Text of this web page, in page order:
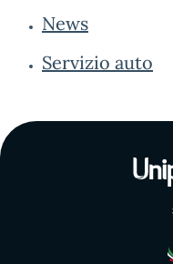
News
Servizio auto